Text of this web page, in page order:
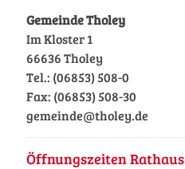
Gemeinde Tholey
Im Kloster 1
66636 Tholey
Tel.: (06853) 508-0
Fax: (06853) 508-30
gemeinde@tholey.de
Öffnungszeiten Rathaus